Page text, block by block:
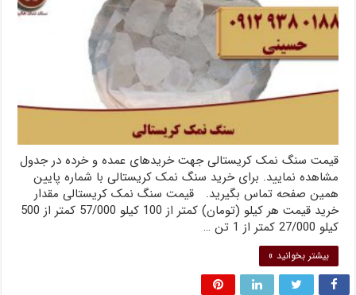
قیمت سنگ نمک کریستالی جهت خریدهای عمده و خرده در جدول
مشاهده نمایید. برای خرید سنگ نمک کریستالی با شماره پایین
همین صفحه تماس بگیرید. قیمت سنگ نمک کریستالی مقدار
خرید قیمت هر کیلو (تومان) کمتر از 100 کیلو 57/000 کمتر از 500
کیلو 27/000 کمتر از 1 تن …
بیشتر بخوانید »